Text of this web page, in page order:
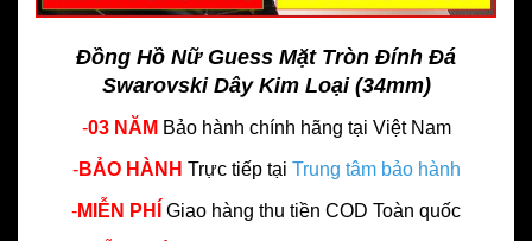
Đồng Hồ Nữ Guess Mặt Tròn Đính Đá
Swarovski Dây Kim Loại (34mm)
-03 NĂM Bảo hành chính hãng tại Việt Nam
-BẢO HÀNH Trực tiếp tại Trung tâm bảo hành
-MIỄN PHÍ Giao hàng thu tiền COD Toàn quốc